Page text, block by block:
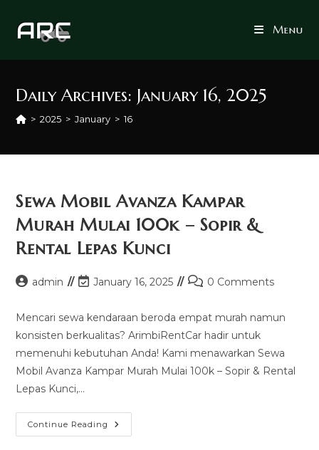
Menu
Daily Archives: January 16, 2025
> 2025 > January > 16
Sewa Mobil Avanza Kampar
Murah Mulai 100k – Sopir &
Rental Lepas Kunci
Postadmin
Post
modified:
January 16, 2025
Post0 Comments
Mencari sewa kendaraan beroda empat murah namun
konsisten berkualitas? ArimbiRentCar hadir untuk
memenuhi kebutuhan Anda! Kami menawarkan Sewa
Mobil Avanza Kampar Murah Mulai 100k – Sopir & Rental
Lepas Kunci,…
Continue Reading Sewa
Mobil